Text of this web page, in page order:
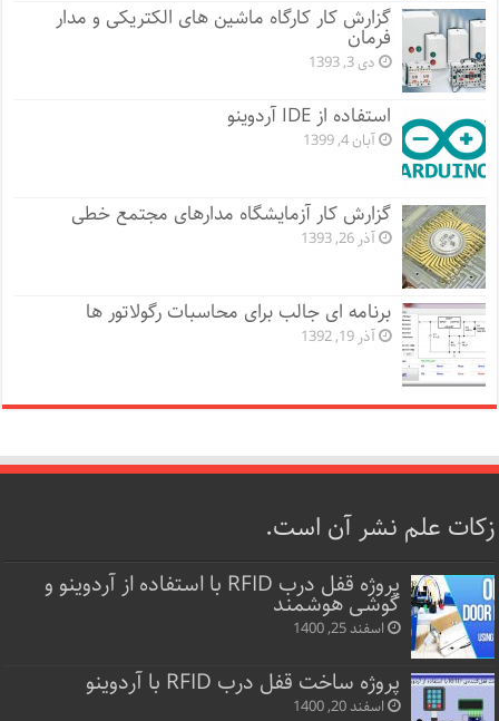
گزارش کار کارگاه ماشین های الکتریکی و مدار
فرمان
دی 3, 1393
استفاده از IDE آردوینو
آبان 4, 1399
گزارش کار آزمایشگاه مدارهای مجتمع خطی
آذر 26, 1393
برنامه ای جالب برای محاسبات رگولاتور ها
آذر 19, 1392
زکات علم نشر آن است.
پروژه قفل‌ درب RFID با استفاده از آردوینو و
گوشی هوشمند
اسفند 25, 1400
پروژه ساخت قفل‌ درب RFID با آردوینو
اسفند 20, 1400